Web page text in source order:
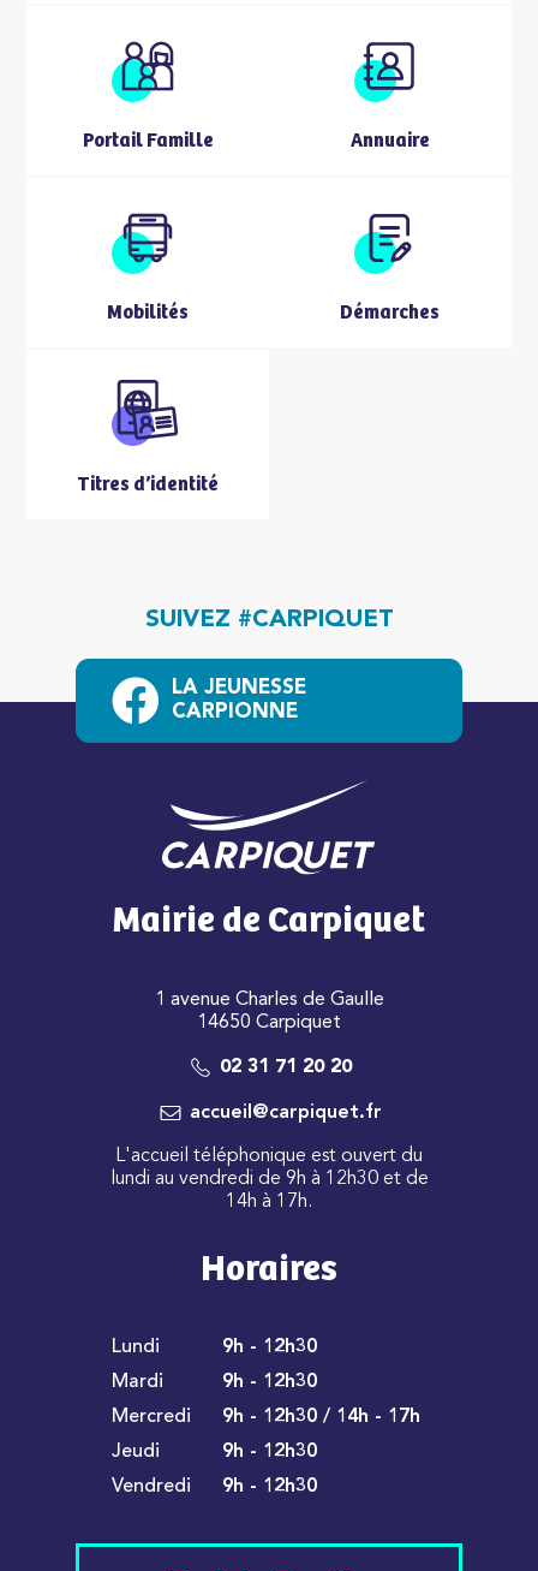
Portail Famille Annuaire
Mobilités Démarches
Titres d’identité
SUIVEZ #CARPIQUET
LA JEUNESSE
CARPIONNE
Mairie de Carpiquet
1 avenue Charles de Gaulle
14650 Carpiquet
02 31 71 20 20
accueil@carpiquet.fr
L'accueil téléphonique est ouvert du
lundi au vendredi de 9h à 12h30 et de
14h à 17h.
Horaires
Lundi
9h - 12h30
Mardi
9h - 12h30
Mercredi
9h - 12h30 / 14h - 17h
Jeudi
9h - 12h30
Vendredi
9h - 12h30